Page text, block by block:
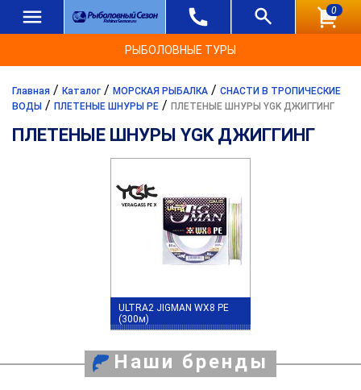
0
РЫБОЛОВНЫЕ ТУРЫ
Главная / Каталог / МОРСКАЯ РЫБАЛКА / СНАСТИ В ТРОПИЧЕСКИЕ
ВОДЫ / ПЛЕТЕНЫЕ ШНУРЫ PE / ПЛЕТЕНЫЕ ШНУРЫ YGK ДЖИГГИНГ
ПЛЕТЕНЫЕ ШНУРЫ YGK ДЖИГГИНГ
ULTRA2 JIGMAN WX8 PE
(300м)
Наши бренды